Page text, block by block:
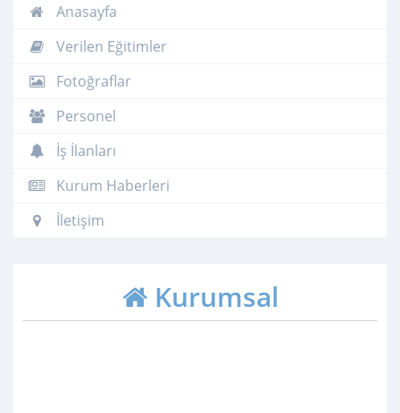
Anasayfa
Verilen Eğitimler
Fotoğraflar
Personel
İş İlanları
Kurum Haberleri
İletişim
Kurumsal